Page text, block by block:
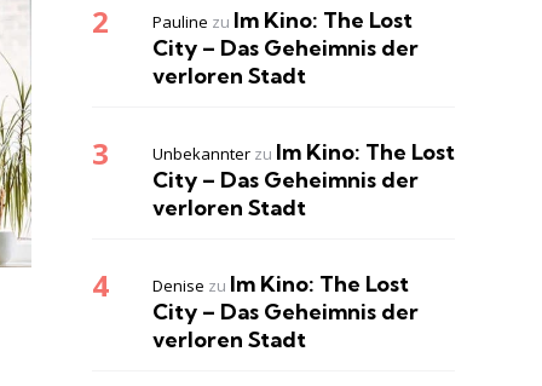
Pauline zu Im Kino: The Lost
City – Das Geheimnis der
verloren Stadt
Unbekannter zu Im Kino: The Lost
City – Das Geheimnis der
verloren Stadt
Denise zu Im Kino: The Lost
City – Das Geheimnis der
verloren Stadt